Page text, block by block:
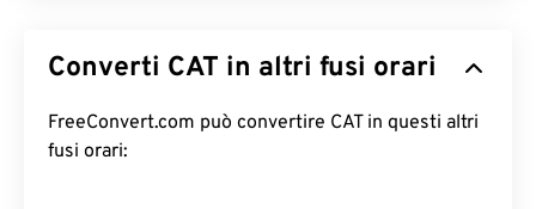
Converti CAT in altri fusi orari
FreeConvert.com può convertire CAT in questi altri
fusi orari: